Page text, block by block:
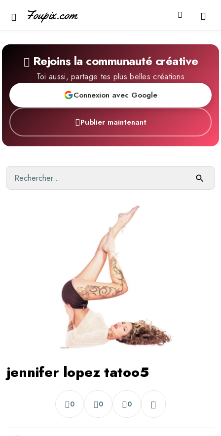
Foupix.com
Rejoins la communauté créative
Toi aussi, partage tes plus belles créations
Connexion avec Google
Publier maintenant
jennifer lopez tatoo5
0 0 0